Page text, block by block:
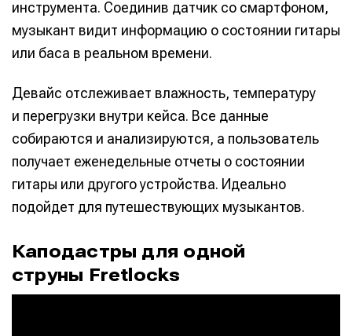
инструмента. Соединив датчик со смартфоном,
музыкант видит информацию о состоянии гитары
или баса в реальном времени.
Девайс отслеживает влажность, температуру
и перегрузки внутри кейса. Все данные
собираются и анализируются, а пользователь
получает еженедельные отчеты о состоянии
гитары или другого устройства. Идеально
подойдет для путешествующих музыкантов.
Каподастры для одной
струны Fretlocks